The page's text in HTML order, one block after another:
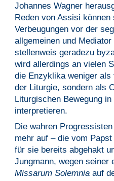
Johannes Wagner
Reden von Assisi
Verbeugungen vor der
allgemeinen und
stellenweis geradezu
wird allerdings an vielen
die Enzyklika weniger
der Liturgie, sondern als
Liturgischen Bewegung
interpretieren.
Die wahren
mehr auf – die vom
für sie bereits abgehakt
Jungmann, wegen seiner
Missarum Solemniaauf